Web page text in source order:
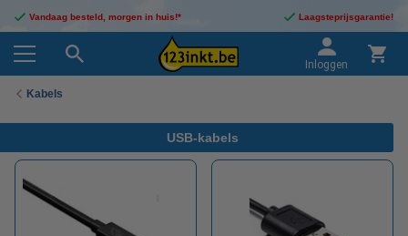
Vandaag besteld, morgen in huis!* Laagsteprijsgarantie!
Inloggen
Kabels
USB-kabels